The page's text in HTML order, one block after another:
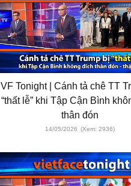
VF Tonight | Cánh tả chê TT
“thất lễ” khi Tập Cận Bình
thân đón
14/05/2026 (Xem: 2936)